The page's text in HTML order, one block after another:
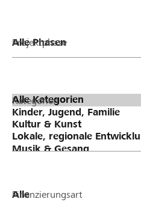
Projektphase
Kategorien
Finanzierungsart